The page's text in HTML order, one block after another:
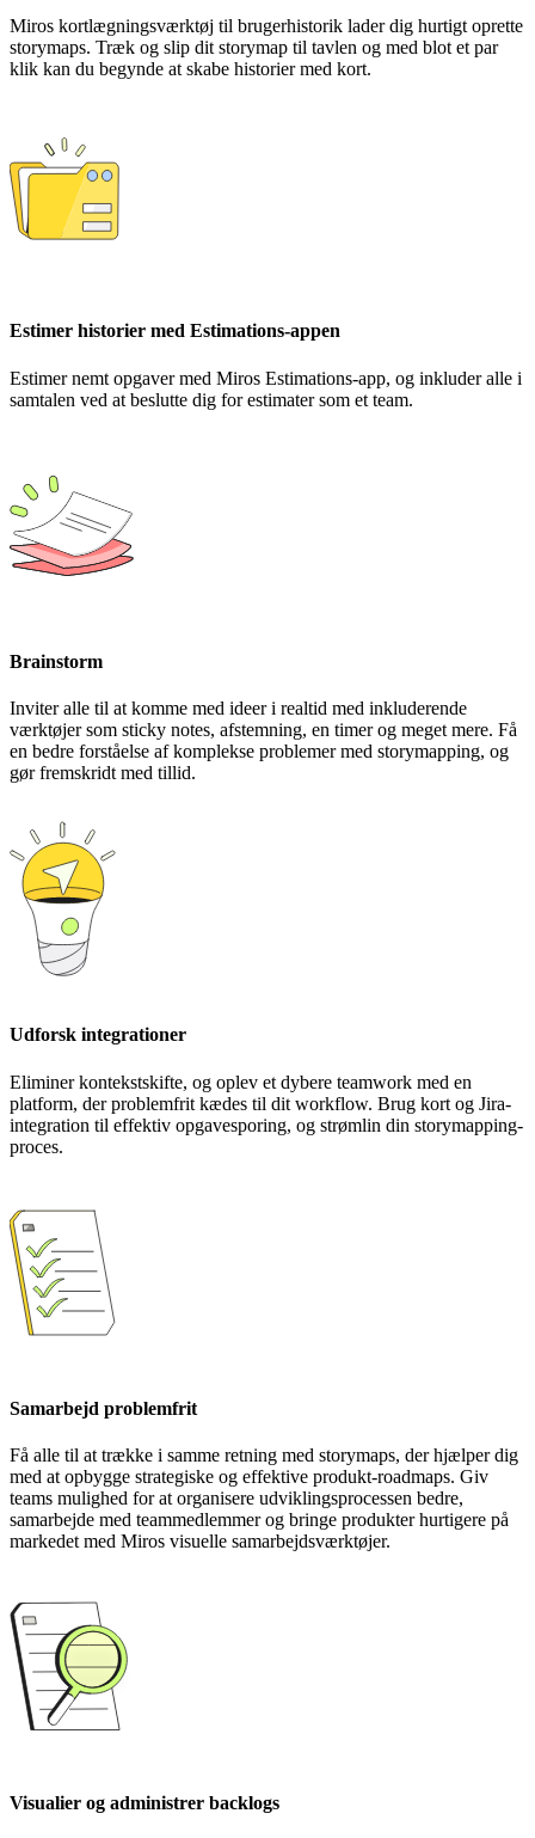
Miros kortlægningsværktøj til brugerhistorik lader dig hurtigt oprette
storymaps. Træk og slip dit storymap til tavlen og med blot et par
klik kan du begynde at skabe historier med kort.
Estimer historier med Estimations-appen
Estimer nemt opgaver med Miros Estimations-app, og inkluder alle i
samtalen ved at beslutte dig for estimater som et team.
Brainstorm
Inviter alle til at komme med ideer i realtid med inkluderende
værktøjer som sticky notes, afstemning, en timer og meget mere. Få
en bedre forståelse af komplekse problemer med storymapping, og
gør fremskridt med tillid.
Udforsk integrationer
Eliminer kontekstskifte, og oplev et dybere teamwork med en
platform, der problemfrit kædes til dit workflow. Brug kort og Jira-
integration til effektiv opgavesporing, og strømlin din storymapping-
proces.
Samarbejd problemfrit
Få alle til at trække i samme retning med storymaps, der hjælper dig
med at opbygge strategiske og effektive produkt-roadmaps. Giv
teams mulighed for at organisere udviklingsprocessen bedre,
samarbejde med teammedlemmer og bringe produkter hurtigere på
markedet med Miros visuelle samarbejdsværktøjer.
Visualier og administrer backlogs